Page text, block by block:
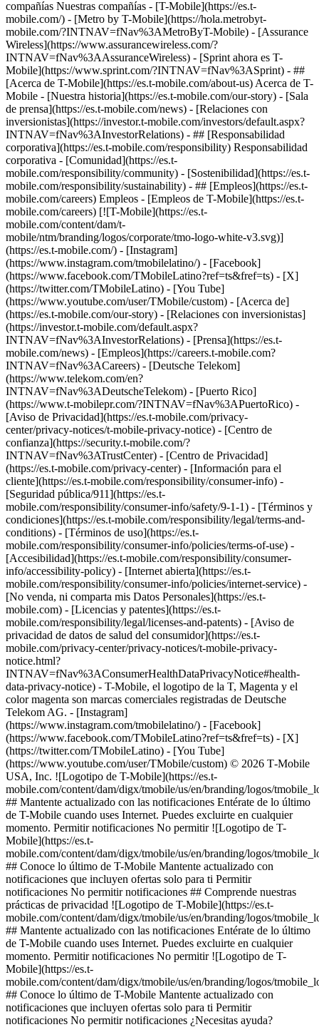
compañías Nuestras compañías - [T-Mobile](https://es.t-
mobile.com/) - [Metro by T-Mobile](https://hola.metrobyt-
mobile.com/?INTNAV=fNav%3AMetroByT-Mobile) - [Assurance
Wireless](https://www.assurancewireless.com/?
INTNAV=fNav%3AAssuranceWireless) - [Sprint ahora es T-
Mobile](https://www.sprint.com/?INTNAV=fNav%3ASprint) - ##
[Acerca de T-Mobile](https://es.t-mobile.com/about-us) Acerca de T-
Mobile - [Nuestra historia](https://es.t-mobile.com/our-story) - [Sala
de prensa](https://es.t-mobile.com/news) - [Relaciones con
inversionistas](https://investor.t-mobile.com/investors/default.aspx?
INTNAV=fNav%3AInvestorRelations) - ## [Responsabilidad
corporativa](https://es.t-mobile.com/responsibility) Responsabilidad
corporativa - [Comunidad](https://es.t-
mobile.com/responsibility/community) - [Sostenibilidad](https://es.t-
mobile.com/responsibility/sustainability) - ## [Empleos](https://es.t-
mobile.com/careers) Empleos - [Empleos de T-Mobile](https://es.t-
mobile.com/careers) [![T-Mobile](https://es.t-
mobile.com/content/dam/t-
mobile/ntm/branding/logos/corporate/tmo-logo-white-v3.svg)]
(https://es.t-mobile.com/) - [Instagram]
(https://www.instagram.com/tmobilelatino/) - [Facebook]
(https://www.facebook.com/TMobileLatino?ref=ts&fref=ts) - [X]
(https://twitter.com/TMobileLatino) - [You Tube]
(https://www.youtube.com/user/TMobile/custom) - [Acerca de]
(https://es.t-mobile.com/our-story) - [Relaciones con inversionistas]
(https://investor.t-mobile.com/default.aspx?
INTNAV=fNav%3AInvestorRelations) - [Prensa](https://es.t-
mobile.com/news) - [Empleos](https://careers.t-mobile.com?
INTNAV=fNav%3ACareers) - [Deutsche Telekom]
(https://www.telekom.com/en?
INTNAV=fNav%3ADeutscheTelekom) - [Puerto Rico]
(https://www.t-mobilepr.com/?INTNAV=fNav%3APuertoRico) -
[Aviso de Privacidad](https://es.t-mobile.com/privacy-
center/privacy-notices/t-mobile-privacy-notice) - [Centro de
confianza](https://security.t-mobile.com/?
INTNAV=fNav%3ATrustCenter) - [Centro de Privacidad]
(https://es.t-mobile.com/privacy-center) - [Información para el
cliente](https://es.t-mobile.com/responsibility/consumer-info) -
[Seguridad pública/911](https://es.t-
mobile.com/responsibility/consumer-info/safety/9-1-1) - [Términos y
condiciones](https://es.t-mobile.com/responsibility/legal/terms-and-
conditions) - [Términos de uso](https://es.t-
mobile.com/responsibility/consumer-info/policies/terms-of-use) -
[Accesibilidad](https://es.t-mobile.com/responsibility/consumer-
info/accessibility-policy) - [Internet abierta](https://es.t-
mobile.com/responsibility/consumer-info/policies/internet-service) -
[No venda, ni comparta mis Datos Personales](https://es.t-
mobile.com) - [Licencias y patentes](https://es.t-
mobile.com/responsibility/legal/licenses-and-patents) - [Aviso de
privacidad de datos de salud del consumidor](https://es.t-
mobile.com/privacy-center/privacy-notices/t-mobile-privacy-
notice.html?
INTNAV=fNav%3AConsumerHealthDataPrivacyNotice#health-
data-privacy-notice) - T-Mobile, el logotipo de la T, Magenta y el
color magenta son marcas comerciales registradas de Deutsche
Telekom AG. - [Instagram]
(https://www.instagram.com/tmobilelatino/) - [Facebook]
(https://www.facebook.com/TMobileLatino?ref=ts&fref=ts) - [X]
(https://twitter.com/TMobileLatino) - [You Tube]
(https://www.youtube.com/user/TMobile/custom) © 2026 T‑Mobile
USA, Inc. ![Logotipo de T-Mobile](https://es.t-
mobile.com/content/dam/digx/tmobile/us/en/branding/logos/
## Mantente actualizado con las notificaciones Entérate de lo último
de T-Mobile cuando uses Internet. Puedes excluirte en cualquier
momento. Permitir notificaciones No permitir ![Logotipo de T-
Mobile](https://es.t-
mobile.com/content/dam/digx/tmobile/us/en/branding/logos/
## Conoce lo último de T-Mobile Mantente actualizado con
notificaciones que incluyen ofertas solo para ti Permitir
notificaciones No permitir notificaciones ## Comprende nuestras
prácticas de privacidad ![Logotipo de T-Mobile](https://es.t-
mobile.com/content/dam/digx/tmobile/us/en/branding/logos/
## Mantente actualizado con las notificaciones Entérate de lo último
de T-Mobile cuando uses Internet. Puedes excluirte en cualquier
momento. Permitir notificaciones No permitir ![Logotipo de T-
Mobile](https://es.t-
mobile.com/content/dam/digx/tmobile/us/en/branding/logos/
## Conoce lo último de T-Mobile Mantente actualizado con
notificaciones que incluyen ofertas solo para ti Permitir
notificaciones No permitir notificaciones ¿Necesitas ayuda?